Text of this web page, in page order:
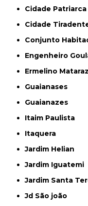
Cidade Patriarca
Cidade
Conjunto
Engenheiro
Ermelino
Guaianases
Guaianazes
Itaim Paulista
Itaquera
Jardim Helian
Jardim Iguatemi
Jardim Santa
Jd São joão